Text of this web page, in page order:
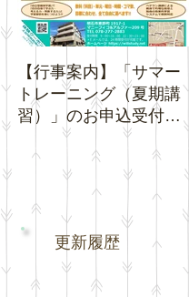
【行事案内】「サマー
トレーニング（夏期講
習）」のお申込受付を
開始いたします。
更新履歴